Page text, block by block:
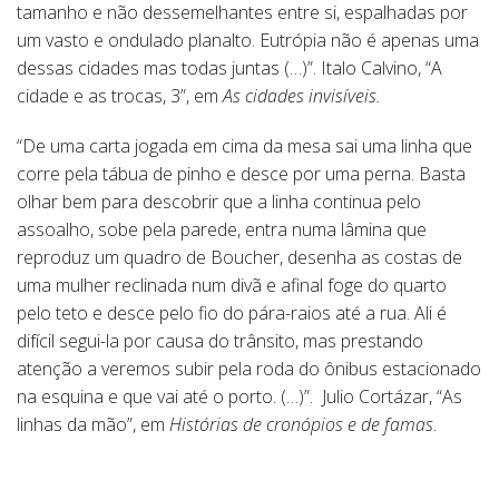
tamanho e não dessemelhantes entre si, espalhadas por
um vasto e ondulado planalto. Eutrópia não é apenas uma
dessas cidades mas todas juntas (…)”. Italo Calvino, “A
cidade e as trocas, 3”, emAs cidades invisíveis.
“De uma carta jogada em cima da mesa sai uma linha que
corre pela tábua de pinho e desce por uma perna. Basta
olhar bem para descobrir que a linha continua pelo
assoalho, sobe pela parede, entra numa lâmina que
reproduz um quadro de Boucher, desenha as costas de
uma mulher reclinada num divã e afinal foge do quarto
pelo teto e desce pelo fio do pára-raios até a rua. Ali é
difícil segui-la por causa do trânsito, mas prestando
atenção a veremos subir pela roda do ônibus estacionado
na esquina e que vai até o porto. (…)”. Julio Cortázar, “As
linhas da mão”, em Histórias de cronópios e de famas.